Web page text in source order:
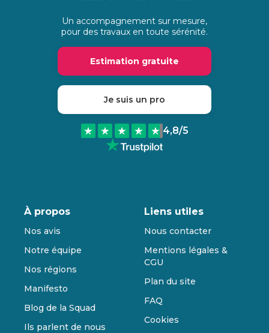
Un accompagnement sur mesure,
pour des travaux en toute sérénité.
Estimation gratuite
Je suis un pro
4,8/5
À propos
Nos avis
Notre équipe
Nos régions
Manifesto
Blog de la Squad
Ils parlent de nous
Liens utiles
Nous contacter
Mentions légales &
CGU
Plan du site
FAQ
Cookies